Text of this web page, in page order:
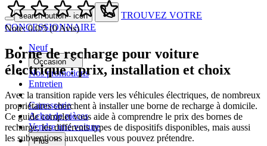
search button - icon
TROUVEZ VOTRE
CONCESSIONNAIRE
Neuf
Occasion
Nos promotions
Entretien
Carrosserie
Achat de pièces
Vendre une voiture
Plus
Note: 0.0/5 (0 Avis)
Borne de recharge pour voiture
électrique : prix, installation et choix
Avec la transition rapide vers les véhicules électriques, de nombreux
propriétaires cherchent à installer une borne de recharge à domicile.
Ce guide complet vous aide à comprendre le prix des bornes de
recharge, les différents types de dispositifs disponibles, mais aussi
les subventions auxquelles vous pouvez prétendre.